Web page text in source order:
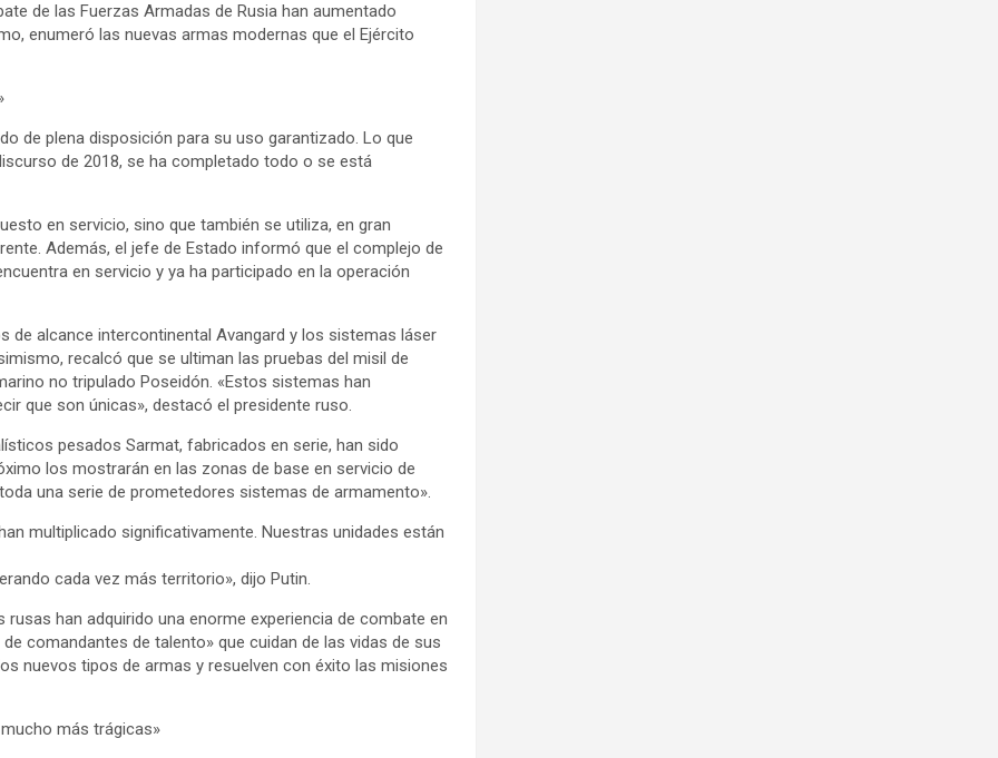
de las Fuerzas Armadas de Rusia han aumentado
enumeró las nuevas armas modernas que el Ejército
de plena disposición para su uso garantizado. Lo que
de 2018, se ha completado todo o se está
en servicio, sino que también se utiliza, en gran
Además, el jefe de Estado informó que el complejo de
en servicio y ya ha participado en la operación
de alcance intercontinental Avangard y los sistemas láser
recalcó que se ultiman las pruebas del misil de
no tripulado Poseidón. «Estos sistemas han
que son únicas», destacó el presidente ruso.
pesados Sarmat, fabricados en serie, han sido
los mostrarán en las zonas de base en servicio de
una serie de prometedores sistemas de armamento».
multiplicado significativamente. Nuestras unidades están
cada vez más territorio», dijo Putin.
han adquirido una enorme experiencia de combate en
comandantes de talento» que cuidan de las vidas de sus
nuevos tipos de armas y resuelven con éxito las misiones
más trágicas»